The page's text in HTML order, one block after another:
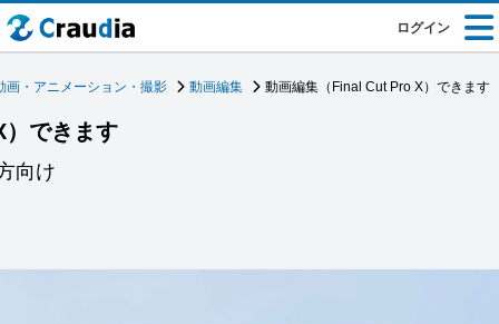
ログイン
画・アニメーション・撮影 動画編集 動画編集（Final Cut Pro X）できます
できます
向け